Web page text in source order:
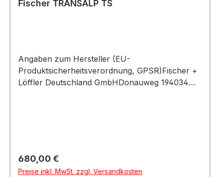
Fischer TRANSALP TS
Angaben zum Hersteller (EU-
Produktsicherheitsverordnung, GPSR)Fischer +
Löffler Deutschland GmbHDonauweg 194034
Regulärer Preis:
680,00 €
Preise inkl. MwSt. zzgl. Versandkosten